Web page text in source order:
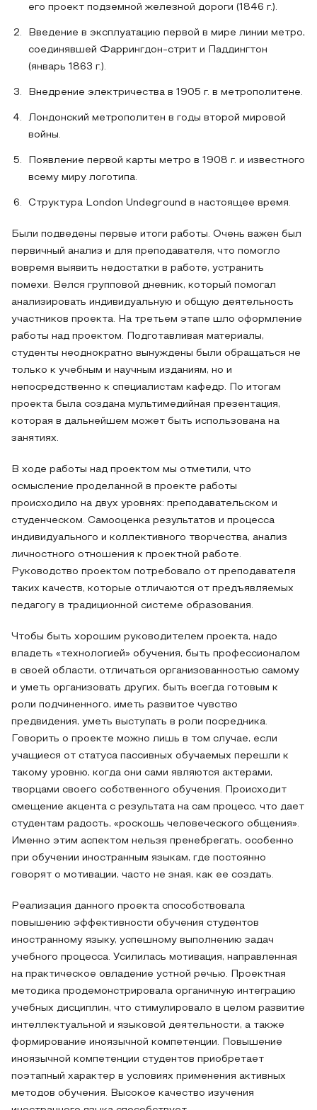
его проект подземной железной дороги (1846 г.).
Введение в эксплуатацию первой в мире линии метро,
соединявшей Фаррингдон-стрит и Паддингтон
(январь 1863 г.).
Внедрение электричества в 1905 г. в метрополитене.
Лондонский метрополитен в годы второй мировой
войны.
Появление первой карты метро в 1908 г. и известного
всему миру логотипа.
Структура London Undeground в настоящее время.
Были подведены первые итоги работы. Очень важен был
первичный анализ и для преподавателя, что помогло
вовремя выявить недостатки в работе, устранить
помехи. Велся групповой дневник, который помогал
анализировать индивидуальную и общую деятельность
участников проекта. На третьем этапе шло оформление
работы над проектом. Подготавливая материалы,
студенты неоднократно вынуждены были обращаться не
только к учебным и научным изданиям, но и
непосредственно к специалистам кафедр. По итогам
проекта была создана мультимедийная презентация,
которая в дальнейшем может быть использована на
занятиях.
В ходе работы над проектом мы отметили, что
осмысление проделанной в проекте работы
происходило на двух уровнях: преподавательском и
студенческом. Самооценка результатов и процесса
индивидуального и коллективного творчества, анализ
личностного отношения к проектной работе.
Руководство проектом потребовало от преподавателя
таких качеств, которые отличаются от предъявляемых
педагогу в традиционной системе образования.
Чтобы быть хорошим руководителем проекта, надо
владеть «технологией» обучения, быть профессионалом
в своей области, отличаться организованностью самому
и уметь организовать других, быть всегда готовым к
роли подчиненного, иметь развитое чувство
предвидения, уметь выступать в роли посредника.
Говорить о проекте можно лишь в том случае, если
учащиеся от статуса пассивных обучаемых перешли к
такому уровню, когда они сами являются актерами,
творцами своего собственного обучения. Происходит
смещение акцента с результата на сам процесс, что дает
студентам радость, «роскошь человеческого общения».
Именно этим аспектом нельзя пренебрегать, особенно
при обучении иностранным языкам, где постоянно
говорят о мотивации, часто не зная, как ее создать.
Реализация данного проекта способствовала
повышению эффективности обучения студентов
иностранному языку, успешному выполнению задач
учебного процесса. Усилилась мотивация, направленная
на практическое овладение устной речью. Проектная
методика продемонстрировала органичную интеграцию
учебных дисциплин, что стимулировало в целом развитие
интеллектуальной и языковой деятельности, а также
формирование иноязычной компетенции. Повышение
иноязычной компетенции студентов приобретает
поэтапный характер в условиях применения активных
методов обучения. Высокое качество изучения